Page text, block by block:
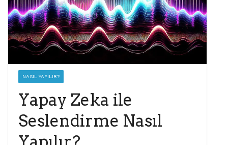
NASIL YAPILIR?
Yapay Zeka ile
Seslendirme Nasıl